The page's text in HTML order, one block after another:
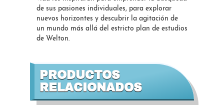
de sus pasiones individuales, para explorar
nuevos horizontes y descubrir la agitación de
un mundo más allá del estricto plan de estudios
de Welton.
PRODUCTOS
RELACIONADOS